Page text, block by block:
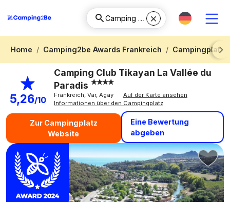
Home Camping2be Awards Frankreich
Campingplatz
Next
5,26/10
Camping Club Tikayan La Vallée du
Paradis
Frankreich, Var, Agay
Auf der Karte ansehen
Informationen über den Campingplatz
Zur Campingplatz
Website
Eine Bewertung
abgeben